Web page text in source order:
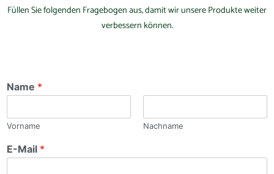
Füllen Sie folgenden Fragebogen aus, damit wir unsere Produkte weiter
verbessern können.
Name *
Vorname Nachname
E-Mail *